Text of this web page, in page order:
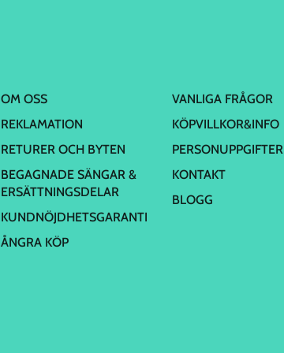
OM OSS
REKLAMATION
RETURER OCH BYTEN
BEGAGNADE SÄNGAR &
ERSÄTTNINGSDELAR
KUNDNÖJDHETSGARANTI
ÅNGRA KÖP
VANLIGA FRÅGOR
KÖPVILLKOR&INFO
PERSONUPPGIFTER
KONTAKT
BLOGG